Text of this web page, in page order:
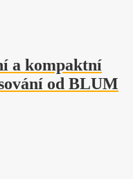
a kompaktní
od BLUM